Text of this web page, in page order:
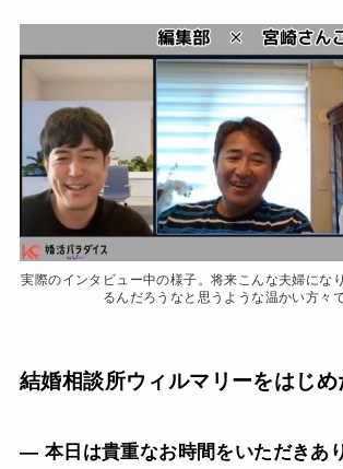
実際のインタビュー中の様子。将来こんな夫婦にな
るんだろうなと思うような温かい方々で
結婚相談所ウィルマリーをはじ
— 本日は貴重なお時間をいただきあ